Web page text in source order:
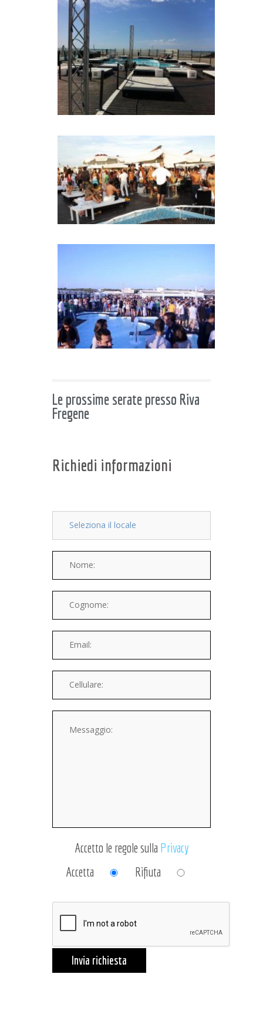
Le prossime serate presso Riva
Fregene
Richiedi informazioni
Accetto le regole sulla Privacy
Accetta
Rifiuta
Invia richiesta